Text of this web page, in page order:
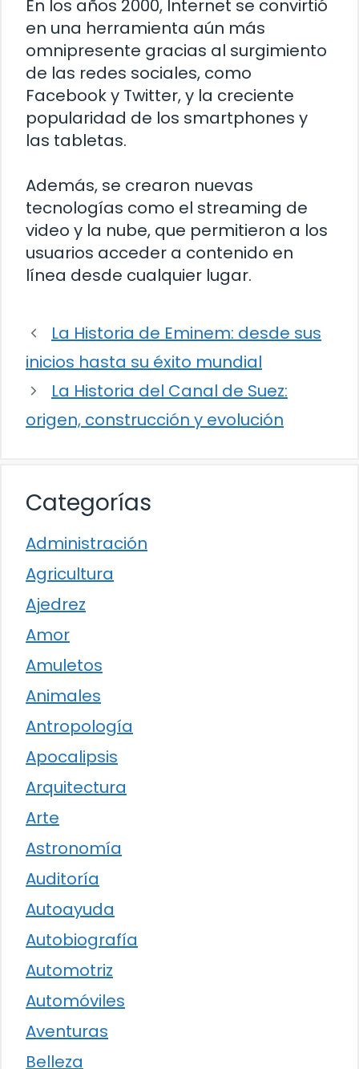
En los años 2000, Internet se convirtió
en una herramienta aún más
omnipresente gracias al surgimiento
de las redes sociales, como
Facebook y Twitter, y la creciente
popularidad de los smartphones y
las tabletas.
Además, se crearon nuevas
tecnologías como el streaming de
video y la nube, que permitieron a los
usuarios acceder a contenido en
línea desde cualquier lugar.
La Historia de Eminem: desde sus
inicios hasta su éxito mundial
La Historia del Canal de Suez:
origen, construcción y evolución
Categorías
Administración
Agricultura
Ajedrez
Amor
Amuletos
Animales
Antropología
Apocalipsis
Arquitectura
Arte
Astronomía
Auditoría
Autoayuda
Autobiografía
Automotriz
Automóviles
Aventuras
Belleza